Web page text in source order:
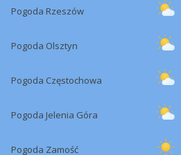
Pogoda Rzeszów
Pogoda Olsztyn
Pogoda Częstochowa
Pogoda Jelenia Góra
Pogoda Zamość